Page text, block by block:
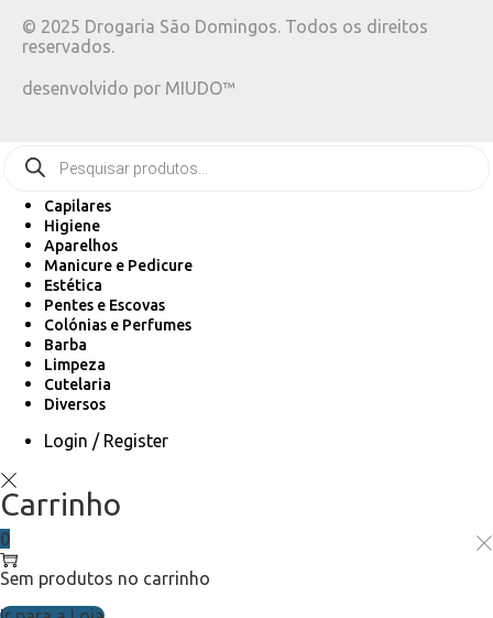
© 2025 Drogaria São Domingos. Todos os direitos
reservados.
desenvolvido por MIUDO™
Capilares
Higiene
Aparelhos
Manicure e Pedicure
Estética
Pentes e Escovas
Colónias e Perfumes
Barba
Limpeza
Cutelaria
Diversos
Login / Register
Carrinho
0
Sem produtos no carrinho